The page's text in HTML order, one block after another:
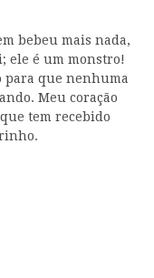
bebeu mais nada,
ele é um monstro!
para que nenhuma
Meu coração
tem recebido